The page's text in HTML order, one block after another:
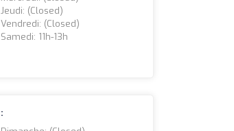
Jeudi: (closed)
Vendredi: (closed)
Samedi: 11h-13h
: